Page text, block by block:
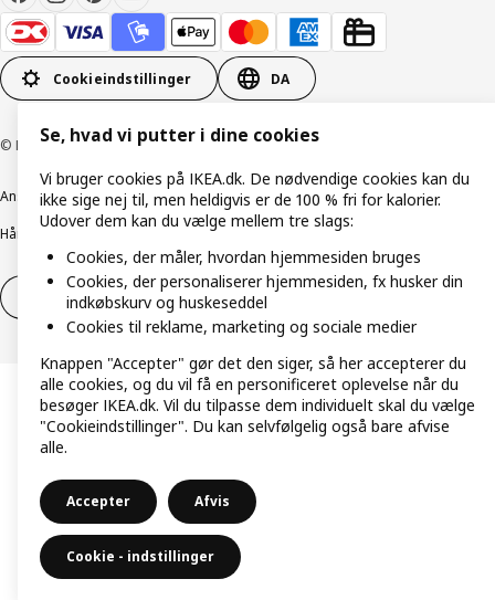
Cookieindstillinger DA
© Inter IKEA Systems B.V. 1999-2026
Ansvarlig rapportering CookiepolitikDigital tilgængelighed
Håndtering af persondata
Salgs- og leveringsbetingelser
Fortryd dit køb Fortryd dit køb af service
Se, hvad vi putter i dine cookies
Vi bruger cookies på IKEA.dk. De nødvendige cookies kan du
ikke sige nej til, men heldigvis er de 100 % fri for kalorier.
Udover dem kan du vælge mellem tre slags:
Cookies, der måler, hvordan hjemmesiden bruges
Cookies, der personaliserer hjemmesiden, fx husker din
indkøbskurv og huskeseddel
Cookies til reklame, marketing og sociale medier
Knappen "Accepter" gør det den siger, så her accepterer du
alle cookies, og du vil få en personificeret oplevelse når du
besøger IKEA.dk. Vil du tilpasse dem individuelt skal du vælge
"Cookieindstillinger". Du kan selvfølgelig også bare afvise
alle.
Accepter Afvis
Cookie - indstillinger